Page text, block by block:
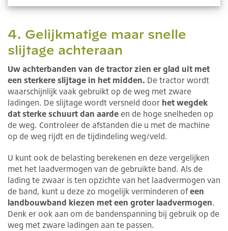
4. Gelijkmatige maar snelle
slijtage achteraan
Uw achterbanden van de tractor zien er glad uit met
een sterkere slijtage in het midden. De tractor wordt
waarschijnlijk vaak gebruikt op de weg met zware
ladingen. De slijtage wordt versneld door het wegdek
dat sterke schuurt dan aarde en de hoge snelheden op
de weg. Controleer de afstanden die u met de machine
op de weg rijdt en de tijdindeling weg/veld.
U kunt ook de belasting berekenen en deze vergelijken
met het laadvermogen van de gebruikte band. Als de
lading te zwaar is ten opzichte van het laadvermogen van
de band, kunt u deze zo mogelijk verminderen ofeen
landbouwband kiezen met een groter laadvermogen.
Denk er ook aan om de bandenspanning bij gebruik op de
weg met zware ladingen aan te passen.